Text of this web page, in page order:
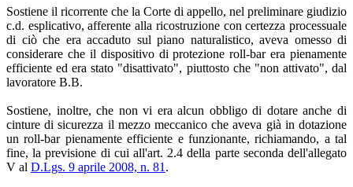
Sostiene il ricorrente che la Corte di appello, nel preliminare giudizio
c.d. esplicativo, afferente alla ricostruzione con certezza processuale
di ciò che era accaduto sul piano naturalistico, aveva omesso di
considerare che il dispositivo di protezione roll-bar era pienamente
efficiente ed era stato "disattivato", piuttosto che "non attivato", dal
lavoratore B.B.
Sostiene, inoltre, che non vi era alcun obbligo di dotare anche di
cinture di sicurezza il mezzo meccanico che aveva già in dotazione
un roll-bar pienamente efficiente e funzionante, richiamando, a tal
fine, la previsione di cui all'art. 2.4 della parte seconda dell'allegato
V al D.Lgs. 9 aprile 2008, n. 81 .